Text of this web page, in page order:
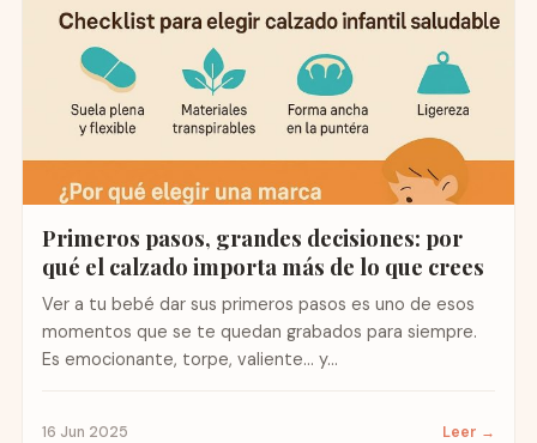
Primeros pasos, grandes decisiones: por
qué el calzado importa más de lo que crees
Ver a tu bebé dar sus primeros pasos es uno de esos
momentos que se te quedan grabados para siempre.
Es emocionante, torpe, valiente… y...
16 Jun 2025 Leer →